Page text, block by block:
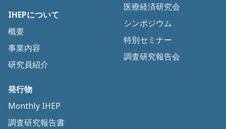
IHEPについて
概要
事業内容
研究員紹介
医療経済研究会
シンポジウム
特別セミナー
調査研究報告会
発行物
Monthly IHEP
調査研究報告書